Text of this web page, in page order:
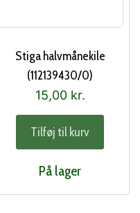
Stiga halvmånekile
(112139430/0)
15,00 kr.
Tilføj til kurv
På lager